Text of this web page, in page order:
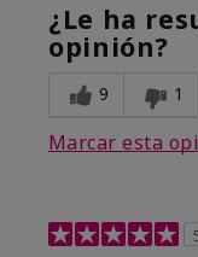
¿Le ha
opinión?
9 1
Marcar esta